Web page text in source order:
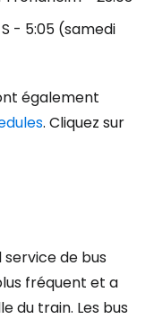
- 5:05 (samedi
également
. Cliquez sur
de bus
fréquent et a
du train. Les bus